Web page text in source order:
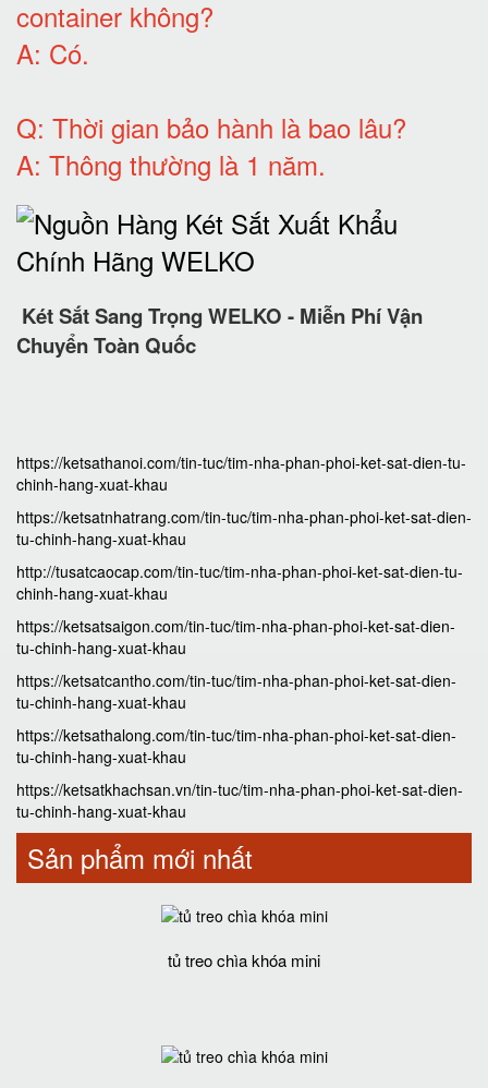
container không?
A: Có.
Q: Thời gian bảo hành là bao lâu?
A: Thông thường là 1 năm.
Két Sắt Sang Trọng WELKO - Miễn Phí Vận
Chuyển Toàn Quốc
https://ketsathanoi.com/tin-tuc/tim-nha-phan-phoi-ket-sat-dien-tu-
chinh-hang-xuat-khau
https://ketsatnhatrang.com/tin-tuc/tim-nha-phan-phoi-ket-sat-dien-
tu-chinh-hang-xuat-khau
http://tusatcaocap.com/tin-tuc/tim-nha-phan-phoi-ket-sat-dien-tu-
chinh-hang-xuat-khau
https://ketsatsaigon.com/tin-tuc/tim-nha-phan-phoi-ket-sat-dien-
tu-chinh-hang-xuat-khau
https://ketsatcantho.com/tin-tuc/tim-nha-phan-phoi-ket-sat-dien-
tu-chinh-hang-xuat-khau
https://ketsathalong.com/tin-tuc/tim-nha-phan-phoi-ket-sat-dien-
tu-chinh-hang-xuat-khau
https://ketsatkhachsan.vn/tin-tuc/tim-nha-phan-phoi-ket-sat-dien-
tu-chinh-hang-xuat-khau
Sản phẩm mới nhất
tủ treo chìa khóa mini